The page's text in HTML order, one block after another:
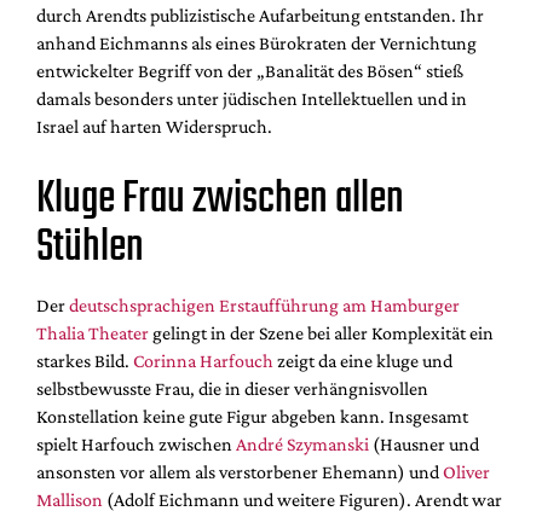
durch Arendts publizistische Aufarbeitung entstanden. Ihr
anhand Eichmanns als eines Bürokraten der Vernichtung
entwickelter Begriff von der „Banalität des Bösen“ stieß
damals besonders unter jüdischen Intellektuellen und in
Israel auf harten Widerspruch.
Kluge Frau zwischen allen
Stühlen
Derdeutschsprachigen Erstaufführung am Hamburger
Thalia Theater gelingt in der Szene bei aller Komplexität ein
starkes Bild. Corinna Harfouch zeigt da eine kluge und
selbstbewusste Frau, die in dieser verhängnisvollen
Konstellation keine gute Figur abgeben kann. Insgesamt
spielt Harfouch zwischen André Szymanski (Hausner und
ansonsten vor allem als verstorbener Ehemann) und Oliver
Mallison (Adolf Eichmann und weitere Figuren). Arendt war